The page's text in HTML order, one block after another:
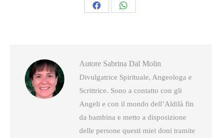
CondividiCondividi
Autore Sabrina Dal Molin
Divulgatrice Spirituale, Angeologa e
Scrittrice. Sono a contatto con gli
Angeli e con il mondo dell’Aldilà fin
da bambina e metto a disposizione
delle persone questi miei doni tramite